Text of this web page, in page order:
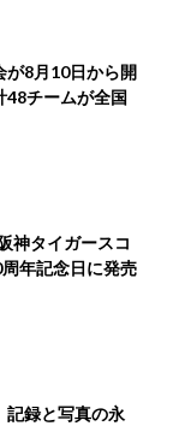
が8月10日から開
チームが全国
神タイガースコ
年記念日に発売
録と写真の永